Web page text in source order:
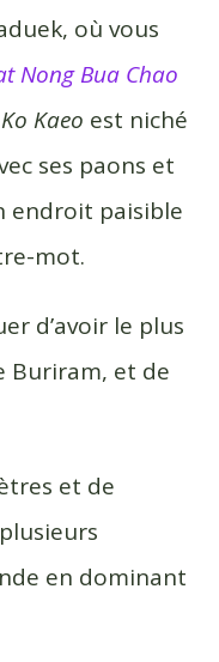
où vous
Nong Bua Chao
Kaeo est niché
ses paons et
endroit paisible
mot.
d’avoir le plus
Buriram, et de
et de
en dominant